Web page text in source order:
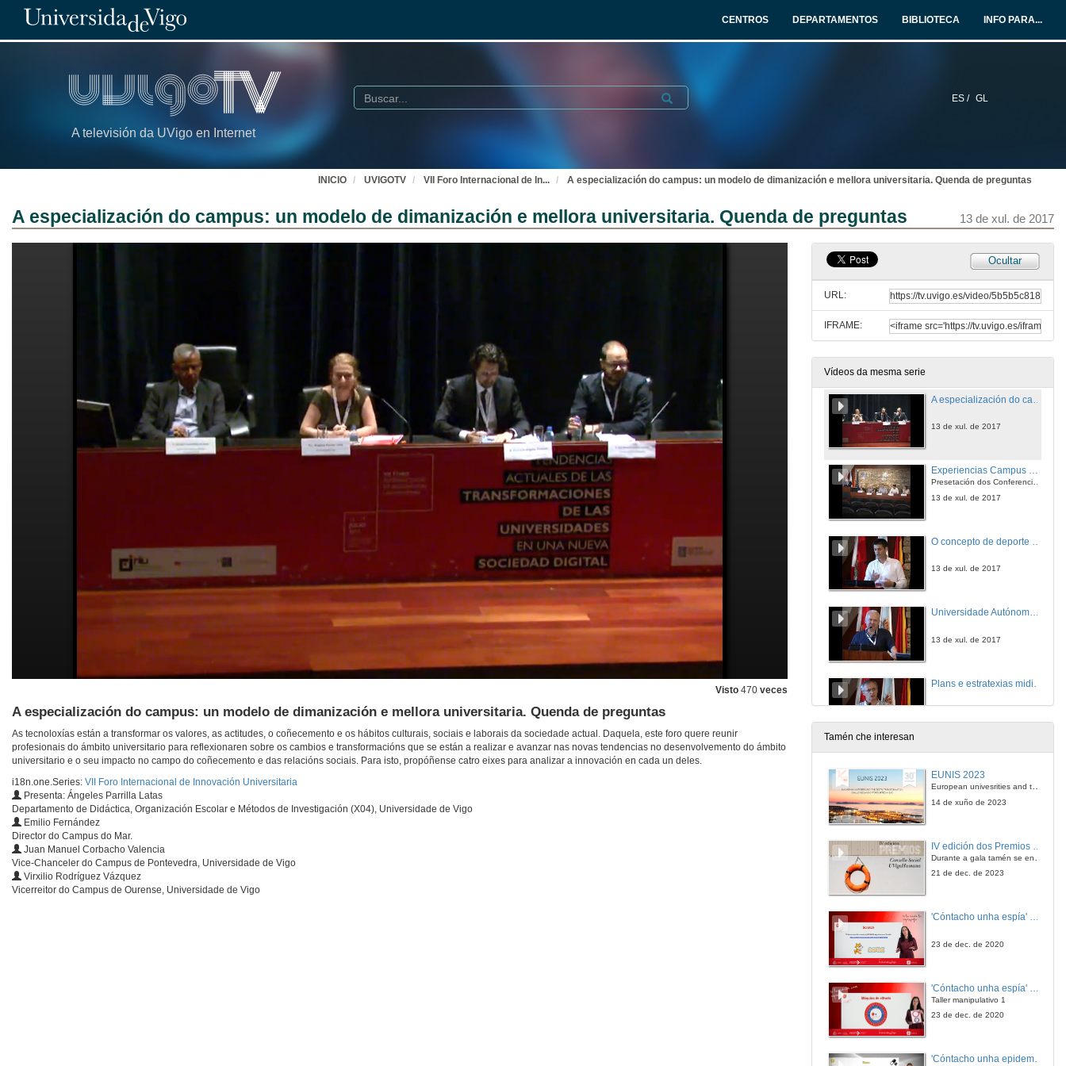
CENTROS DEPARTAMENTOS BIBLIOTECA INFO PARA...
A televisión da UVigo en Internet
ES / GL
Buscar Submit
INICIO UVIGOTV VII Foro Internacional de In... A especialización do campus: un modelo de dimanización e mellora universitaria. Quenda de preguntas
A especialización do campus: un modelo de dimanización e mellora universitaria. Quenda de preguntas 13 de xul. de 2017
Visto 470 veces
A especialización do campus: un modelo de dimanización e mellora universitaria. Quenda de preguntas
As tecnoloxías están a transformar os valores, as actitudes, o coñecemento e os hábitos culturais, sociais e laborais da sociedade actual. Daquela, este foro quere reunir
profesionais do ámbito universitario para reflexionaren sobre os cambios e transformacións que se están a realizar e avanzar nas novas tendencias no desenvolvemento do ámbito
universitario e o seu impacto no campo do coñecemento e das relacións sociais. Para isto, propóñense catro eixes para analizar a innovación en cada un deles.
i18n.one.Series: VII Foro Internacional de Innovación Universitaria
Presenta: Ángeles Parrilla Latas
Departamento de Didáctica, Organización Escolar e Métodos de Investigación (X04), Universidade de Vigo
Emilio Fernández
Director do Campus do Mar.
Juan Manuel Corbacho Valencia
Vice-Chanceler do Campus de Pontevedra, Universidade de Vigo
Virxilio Rodríguez Vázquez
Vicerreitor do Campus de Ourense, Universidade de Vigo
Ocultar
URL:
IFRAME:
Vídeos da mesma serie
Retos na educación: metodoloxía de ensinanza-aprendizaxe e tendencias tecnolóxicas.
13 de xul. de 2017
A especialización do Campus de Ourense
Proxecto de especialización do Campus de Pontevedra
13 de xul. de 2017
13 de xul. de 2017
Experiencias Campus Saudable
Presetación dos Conferenciantes
13 de xul. de 2017
13 de xul. de 2017
Universidade Autónoma de Barcelona
13 de xul. de 2017
Resposabilidade social Universitaria
14 de xul. de 2017
14 de xul. de 2017
Tamén che interesan
EUNIS 2023
European univesrities and the digital transformation: challenges and opportunities ahead
14 de xuño de 2023
Durante a gala tamén se entregaron os galardóns aos mellores TFG e TFM en materia de Axenda 2030
21 de dec. de 2023
'Cóntacho unha espía' Reto
23 de dec. de 2020
Taller manipulativo 1
23 de dec. de 2020
'Cóntacho unha epidemióloga' Reto